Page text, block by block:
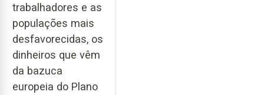
trabalhadores e as
populações mais
desfavorecidas, os
dinheiros que vêm
da bazuca
europeia do Plano